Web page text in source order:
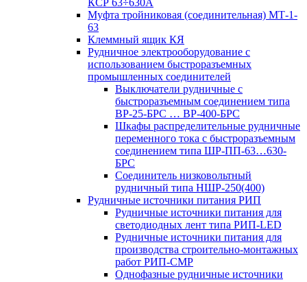
КСР 63÷630А
Муфта тройниковая (соединительная) МТ-1-
63
Клеммный ящик КЯ
Рудничное электрооборудование с
использованием быстроразъемных
промышленных соединителей
Выключатели рудничные с
быстроразъемным соединением типа
ВР-25-БРС … ВР-400-БРС
Шкафы распределительные рудничные
переменного тока с быстроразъемным
соединением типа ШР-ПП-63…630-
БРС
Соединитель низковольтный
рудничный типа НШР-250(400)
Рудничные источники питания РИП
Рудничные источники питания для
светодиодных лент типа РИП-LED
Рудничные источники питания для
производства строительно-монтажных
работ РИП-СМР
Однофазные рудничные источники